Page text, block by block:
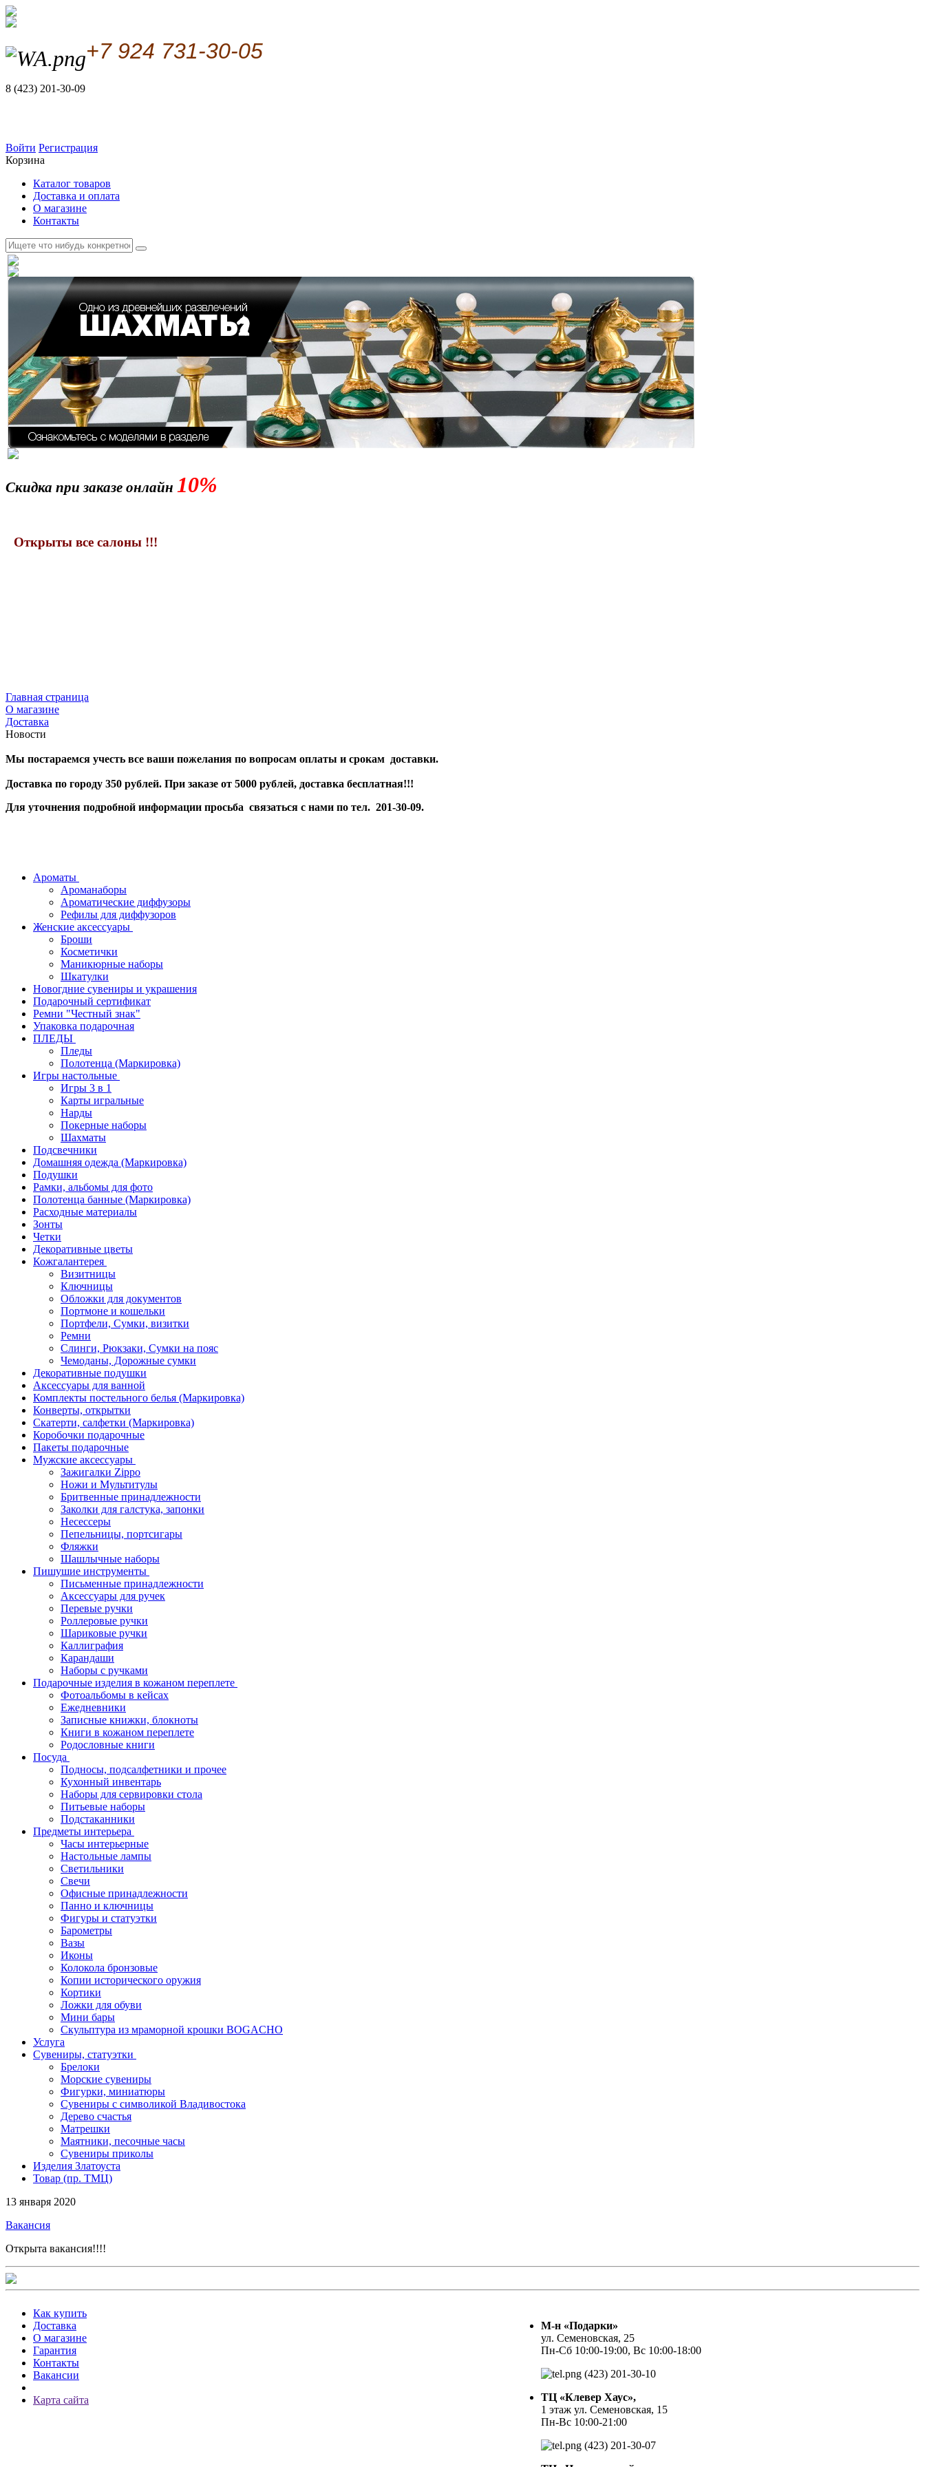
+7 924 731-30-05
8 (423) 201-30-09
Войти Регистрация
Корзина
Каталог товаров
Доставка и оплата
О магазине
Контакты
Скидка при заказе онлайн 10%
Открыты все салоны !!!
Главная страница
О магазине
Доставка
Новости
Мы постараемся учесть все ваши пожелания по вопросам оплаты и срокам доставки.
Доставка по городу 350 рублей. При заказе от 5000 рублей, доставка бесплатная!!!
Для уточнения подробной информации просьба связаться с нами по тел. 201-30-09.
Ароматы
Ароманаборы
Ароматические диффузоры
Рефилы для диффузоров
Женские аксессуары
Броши
Косметички
Маникюрные наборы
Шкатулки
Новогдние сувениры и украшения
Подарочный сертификат
Ремни "Честный знак"
Упаковка подарочная
ПЛЕДЫ
Пледы
Полотенца (Маркировка)
Игры настольные
Игры 3 в 1
Карты игральные
Нарды
Покерные наборы
Шахматы
Подсвечники
Домашняя одежда (Маркировка)
Подушки
Рамки, альбомы для фото
Полотенца банные (Маркировка)
Расходные материалы
Зонты
Четки
Декоративные цветы
Кожгалантерея
Визитницы
Ключницы
Обложки для документов
Портмоне и кошельки
Портфели, Сумки, визитки
Ремни
Слинги, Рюкзаки, Сумки на пояс
Чемоданы, Дорожные сумки
Декоративные подушки
Аксессуары для ванной
Комплекты постельного белья (Маркировка)
Конверты, открытки
Скатерти, салфетки (Маркировка)
Коробочки подарочные
Пакеты подарочные
Мужские аксессуары
Зажигалки Zippo
Ножи и Мультитулы
Бритвенные принадлежности
Заколки для галстука, запонки
Несессеры
Пепельницы, портсигары
Фляжки
Шашлычные наборы
Пишушие инструменты
Письменные принадлежности
Аксессуары для ручек
Перевые ручки
Роллеровые ручки
Шариковые ручки
Каллиграфия
Карандаши
Наборы с ручками
Подарочные изделия в кожаном переплете
Фотоальбомы в кейсах
Ежедневники
Записные книжки, блокноты
Книги в кожаном переплете
Родословные книги
Посуда
Подносы, подсалфетники и прочее
Кухонный инвентарь
Наборы для сервировки стола
Питьевые наборы
Подстаканники
Предметы интерьера
Часы интерьерные
Настольные лампы
Светильники
Свечи
Офисные принадлежности
Панно и ключницы
Фигуры и статуэтки
Барометры
Вазы
Иконы
Колокола бронзовые
Копии исторического оружия
Кортики
Ложки для обуви
Мини бары
Скульптура из мраморной крошки BOGACHO
Услуга
Сувениры, статуэтки
Брелоки
Морские сувениры
Фигурки, миниатюры
Сувениры с символикой Владивостока
Дерево счастья
Матрешки
Маятники, песочные часы
Сувениры приколы
Изделия Златоуста
Товар (пр. ТМЦ)
13 января 2020
Вакансия
Открыта вакансия!!!!
Как купить
Доставка
О магазине
Гарантия
Контакты
Вакансии
Карта сайта
М-н «Подарки»
ул. Семеновская, 25
Пн-Сб 10:00-19:00, Вс 10:00-18:00
(423) 201-30-10
ТЦ «Клевер Хаус»,
1 этаж ул. Семеновская, 15
Пн-Вс 10:00-21:00
(423) 201-30-07